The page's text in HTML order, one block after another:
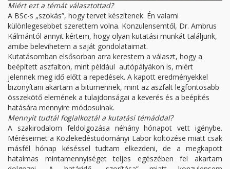
Miért ezt a témát választottad?
A BSc-s „szokás”, hogy tervet készítenek. Én valami
különlegesebbet szerettem volna. Konzulensemtől, Dr. Ambrus
Kálmántól annyit kértem, hogy olyan kutatási munkát találjunk,
amibe belevihetem a saját gondolataimat.
Kutatásomban elsősorban arra kerestem a választ, hogy a
beépített aszfalton, mint például autópályákon is, miért
jelennek meg idő előtt a repedések. A kapott eredményekkel
bizonyítani akartam a bitumennek, mint az aszfalt legfontosabb
összekötő elemének a tulajdonságai a keverés és a beépítés
hatására mennyire módosulnak.
Mennyit tudtál foglalkoztál a kutatási témáddal?
A szakirodalom feldolgozása néhány hónapot vett igénybe.
Méréseimet a Közlekedéstudományi Labor költözése miatt csak
másfél hónap késéssel tudtam elkezdeni, de a megkapott
hatalmas mintamennyiséget teljes egészében fel akartam